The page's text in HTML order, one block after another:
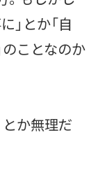
」とか「自
のことなのか
とか無理だ